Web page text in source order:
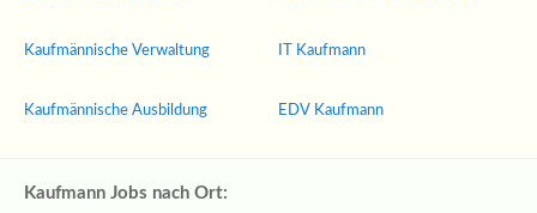
Kaufmännische Verwaltung
Kaufmännische Ausbildung
IT Kaufmann
EDV Kaufmann
Kaufmann Jobs nach Ort: